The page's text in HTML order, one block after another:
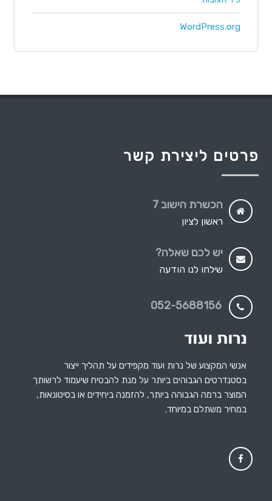
WordPress.org
אנשי המקצוע של נרות ועוד מקפידים על תהליך ייצור
בסטנדרטים הגבוהים ביותר על מנת להבטיח שיעמוד לרשותך
המוצר ברמה הגבוהה ביותר, להזמנה ביחידים או בסיטונאות,
במחיר משתלם במיוחד.
פרטים ליצירת קשר
הכשרת הישוב 7
ראשון לציון
יש לכם שאלה?
שילחו לנו הודעה
052-5688156